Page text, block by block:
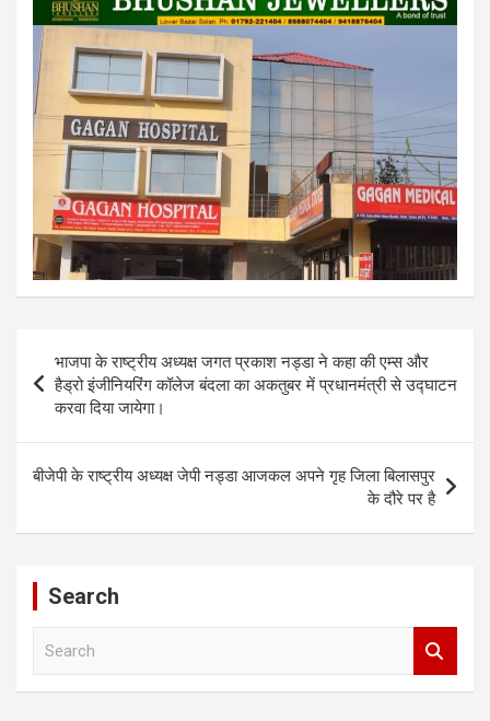
navigation
भाजपा के राष्ट्रीय अध्यक्ष जगत प्रकाश नड्डा ने कहा की एम्स और
हैड्रो इंजीनियरिंग कॉलेज बंदला का अकतुबर में प्रधानमंत्री से उद्घाटन
करवा दिया जायेगा।
बीजेपी के राष्ट्रीय अध्यक्ष जेपी नड्डा आजकल अपने गृह जिला बिलासपुर
के दौरे पर है
Search